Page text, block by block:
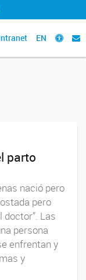
EN
parto
nació pero
pero
doctor”. Las
persona
enfrentan y
y